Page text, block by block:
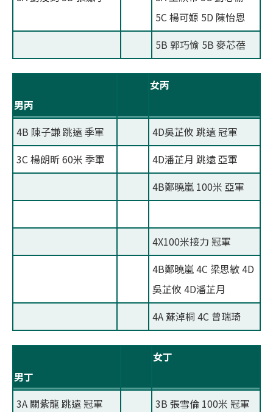
5C 楊可嫄 5D 陳怡恩
5B 郭巧愉 5B 麥芯蓓
男丙
女丙
4B 陳子謙 跳遠 季軍
4D吳芷攸 跳遠 冠軍
3C 楊朗昕 60米 季軍
4D潘芷月 跳遠 亞軍
4B鄭曉嵐 100米 亞軍
4X100米接力 冠軍
4B鄭曉嵐 4C 梁思敏 4D
吳芷攸 4D潘芷月
4A 蘇淖桐 4C 曾瑞琦
男丁
女丁
3A 關紫龍 跳遠 冠軍
3B 張雪倫 100米 冠軍